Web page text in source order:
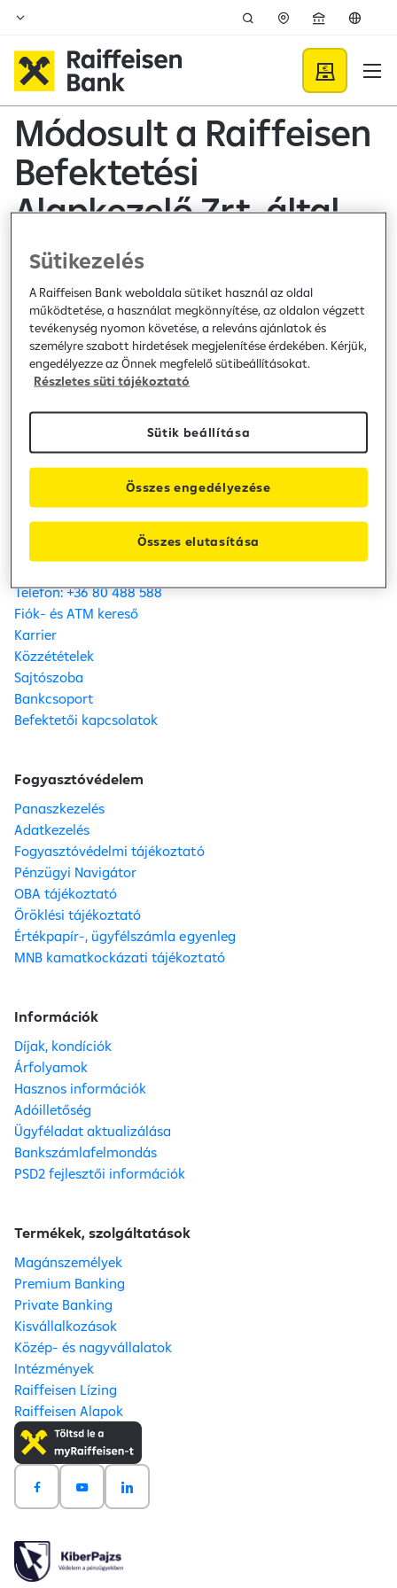
Ugrás a fő tartalomhoz
Közzétételek - Raiffeisen
Módosult a Raiffeisen
Befektetési
Alapkezelő Zrt. által
kezelt befektetési
alapok kiemelt
befektetői
információs
dokumentuma
Bank közzététel / 2026. június 3.
Telefon: +36 80 488 588
Fiók- és ATM kereső
Karrier
Közzétételek
Sajtószoba
Bankcsoport
Befektetői kapcsolatok
Fogyasztóvédelem
Panaszkezelés
Adatkezelés
Fogyasztóvédelmi tájékoztató
Pénzügyi Navigátor
OBA tájékoztató
Öröklési tájékoztató
Értékpapír-, ügyfélszámla egyenleg
MNB kamatkockázati tájékoztató
Információk
Díjak, kondíciók
Árfolyamok
Hasznos információk
Adóilletőség
Ügyféladat aktualizálása
Bankszámlafelmondás
PSD2 fejlesztői információk
Termékek, szolgáltatások
Magánszemélyek
Premium Banking
Private Banking
Kisvállalkozások
Közép- és nagyvállalatok
Intézmények
Raiffeisen Lízing
Raiffeisen Alapok
Sütikezelés
A Raiffeisen Bank weboldala sütiket használ az oldal
működtetése, a használat megkönnyítése, az oldalon végzett
tevékenység nyomon követése, a releváns ajánlatok és
személyre szabott hirdetések megjelenítése érdekében. Kérjük,
engedélyezze az Önnek megfelelő sütibeállításokat.
Részletes süti tájékoztató
Sütik beállítása
Összes elutasítása
Összes engedélyezése